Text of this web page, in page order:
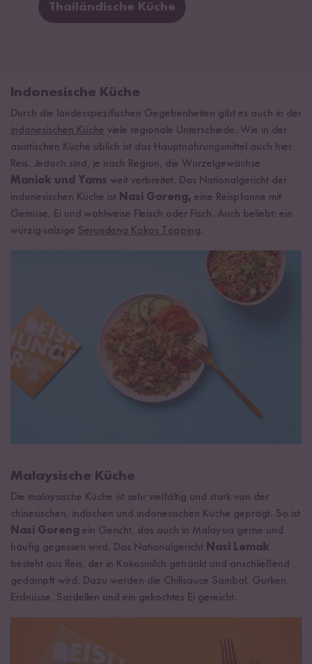
Thailändische Küche
Indonesische Küche
Durch die landesspezifischen Gegebenheiten gibt es auch in der
indonesischen Küche viele regionale Unterschiede. Wie in der
asiatischen Küche üblich ist das Hauptnahrungsmittel auch hier
Reis. Jedoch sind, je nach Region, die Wurzelgewächse
Maniok und Yams weit verbreitet. Das Nationalgericht der
indonesischen Küche ist Nasi Goreng, eine Reispfanne mit
Gemüse, Ei und wahlweise Fleisch oder Fisch. Auch beliebt: ein
würzig-salzige Serundeng Kokos Topping.
Malaysische Küche
Die malaysische Küche ist sehr vielfältig und stark von der
chinesischen, indischen und indonesischen Küche geprägt. So ist
Nasi Goreng ein Gericht, das auch in Malaysia gerne und
häufig gegessen wird. Das Nationalgericht Nasi Lemak
besteht aus Reis, der in Kokosmilch getränkt und anschließend
gedämpft wird. Dazu werden die Chilisauce Sambal, Gurken,
Erdnüsse, Sardellen und ein gekochtes Ei gereicht.